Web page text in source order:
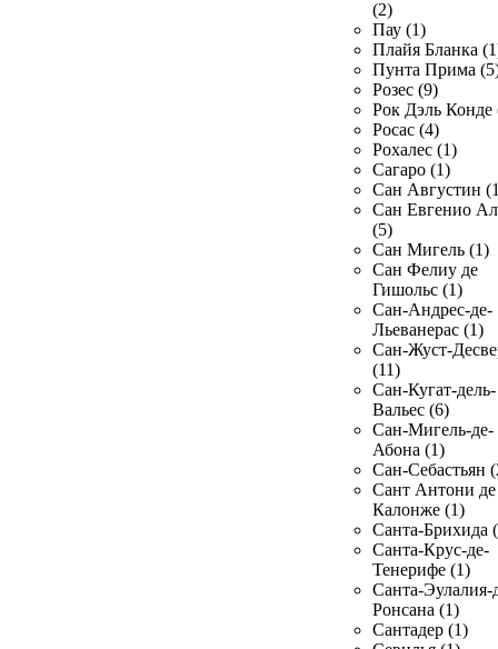
(2)
Пау (1)
Плайя Бланка
Пунта Прима
Розес (9)
Рок Дэль Конде
Росас (4)
Рохалес (1)
Сагаро (1)
Сан Августин
Сан Евгенио
(5)
Сан Мигель (1)
Сан Фелиу де
Гишольс (1)
Сан-Андрес-де-
Льеванерас (1)
Сан-Жуст-
(11)
Сан-Кугат-дель-
Вальес (6)
Сан-Мигель-де-
Абона (1)
Сан-Себастьян
Сант Антони де
Калонже (1)
Санта-Брихида
Санта-Крус-де-
Тенерифе (1)
Санта-Эулалия-
Ронсана (1)
Сантадер (1)